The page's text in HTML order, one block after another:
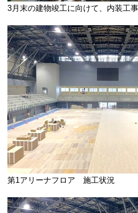
3月末の建物竣工に向けて、内装工
第1アリーナフロア 施工状況